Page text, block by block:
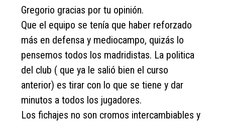
Gregorio gracias por tu opinión.
Que el equipo se tenía que haber reforzado
más en defensa y mediocampo, quizás lo
pensemos todos los madridistas. La politica
del club ( que ya le salió bien el curso
anterior) es tirar con lo que se tiene y dar
minutos a todos los jugadores.
Los fichajes no son cromos intercambiables y